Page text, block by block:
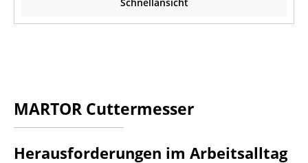
MARTOR Cuttermesser
Herausforderungen im Arbeitsalltag